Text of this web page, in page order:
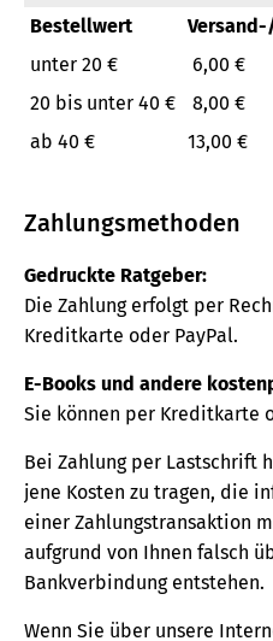
Bestellwert
unter 20 €
6,00 €
20 bis unter 40 €
8,00 €
ab 40 €
13,00 €
Zahlungsmethoden
Gedruckte Ratgeber:
Die Zahlung erfolgt per
Kreditkarte oder PayPal.
E-Books und andere
Sie können per Kreditkarte
Bei Zahlung per Lastschrift
jene Kosten zu tragen, die
einer Zahlungstransaktion
aufgrund von Ihnen falsch
Bankverbindung entstehen.
Wenn Sie über unsere